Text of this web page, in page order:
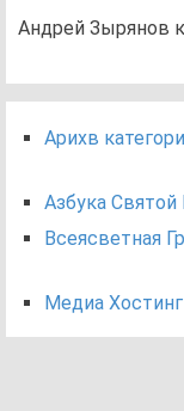
Андрей Зырянов к
Арихв
Азбука Святой
Всеясветная
Медиа Хостинг